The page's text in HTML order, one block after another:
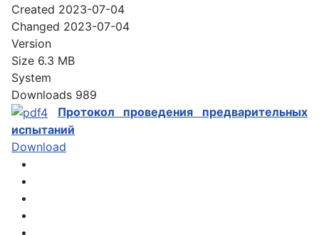
Created 2023-07-04
Changed 2023-07-04
Version
Size 6.3 MB
System
Downloads 989
Протокол проведения предварительных
испытаний
Download